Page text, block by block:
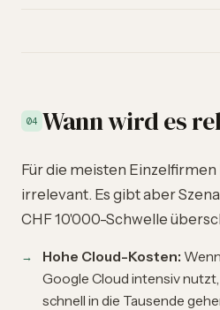
04 Wann wird es
Für die meisten
irrelevant. Es gibt aber
CHF 10'000-Schwelle
Hohe Cloud-Kosten:
Google Cloud intensiv
schnell in die Tausende